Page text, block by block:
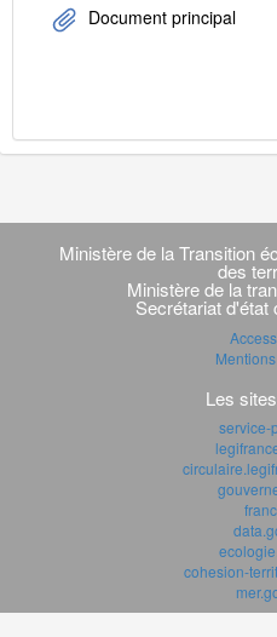
Document principal
Navigation
transverse
Ministère de la Transition
des
Ministère de la
Secrétariat d'état
Les
service-
cohesion-